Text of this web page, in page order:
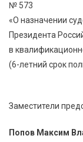
№ 573
«О назначении
Президента
в
(6-летний срок
Заместители
Попов Максим